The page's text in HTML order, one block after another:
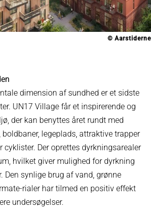
© Aarstiderne
dimension af sundhed er et sidste
UN17 Village får et inspirerende og
der kan benyttes året rundt med
legeplads, attraktive trapper
cyklister. Der oprettes dyrkningsarealer
hvilket giver mulighed for dyrkning
Den synlige brug af vand, grønne
rialer har tilmed en positiv effekt
undersøgelser.